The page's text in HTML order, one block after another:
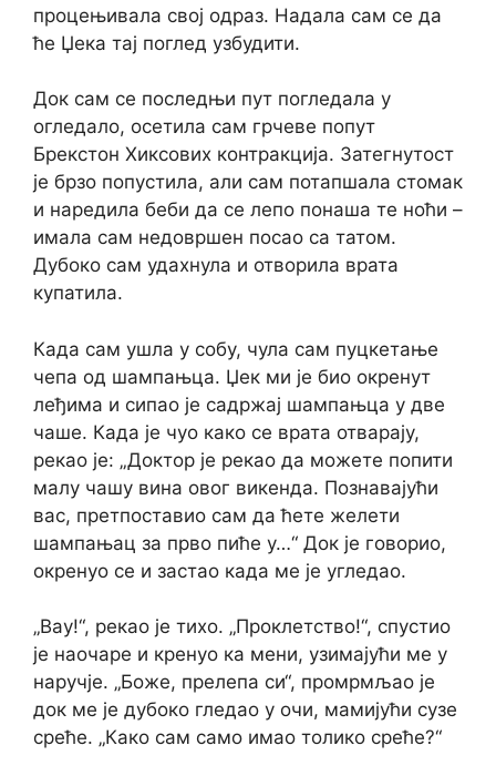
процењивала свој одраз. Надала сам се да
ће Џека тај поглед узбудити.
Док сам се последњи пут погледала у
огледало, осетила сам грчеве попут
Брекстон Хиксових контракција. Затегнутост
је брзо попустила, али сам потапшала стомак
и наредила беби да се лепо понаша те ноћи –
имала сам недовршен посао са татом.
Дубоко сам удахнула и отворила врата
купатила.
Када сам ушла у собу, чула сам пуцкетање
чепа од шампањца. Џек ми је био окренут
леђима и сипао је садржај шампањца у две
чаше. Када је чуо како се врата отварају,
рекао је: „Доктор је рекао да можете попити
малу чашу вина овог викенда. Познавајући
вас, претпоставио сам да ћете желети
шампањац за прво пиће у…“ Док је говорио,
окренуо се и застао када ме је угледао.
„Вау!“, рекао је тихо. „Проклетство!“, спустио
је наочаре и кренуо ка мени, узимајући ме у
наручје. „Боже, прелепа си“, промрмљао је
док ме је дубоко гледао у очи, мамијући сузе
среће. „Како сам само имао толико среће?“